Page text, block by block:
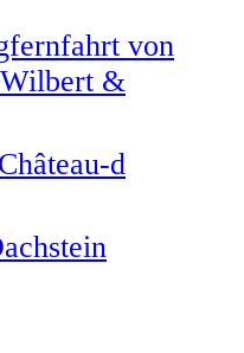
von
Wilbert &
d